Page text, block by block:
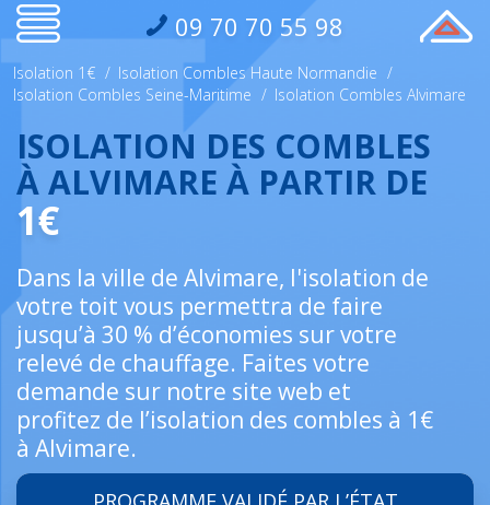
09 70 70 55 98
Isolation 1€ / Isolation Combles Haute Normandie /
Isolation Combles Seine-Maritime / Isolation Combles Alvimare
ISOLATION DES COMBLES
À ALVIMARE À PARTIR DE
1€
Dans la ville de Alvimare, l'isolation de
votre toit vous permettra de faire
jusqu’à 30 % d’économies sur votre
relevé de chauffage. Faites votre
demande sur notre site web et
profitez de l’isolation des combles à 1€
à Alvimare.